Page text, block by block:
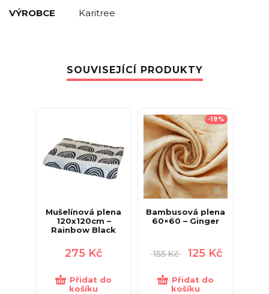
VÝROBCE Karitree
SOUVISEJÍCÍ PRODUKTY
Mušelínová plena
120x120cm –
Rainbow Black
275 Kč
Přidat do
košíku
-19%
Bambusová plena
60×60 – Ginger
155Kč 125 Kč
Přidat do
košíku